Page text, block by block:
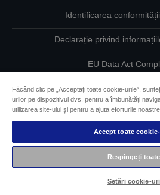
Identificarea
Declarație privind
EU Data Act
Contactaţi-ne în legătură cu
Informaţii despre
Angajamentul Epson pe linie
Făcând clic pe „Acceptați toate cookie-urile”,
urilor pe dispozitivul dvs. pentru a îmbunătăți
utilizarea site-ului și pentru a ajuta eforturile
Accept toate
Respingeți toate
Setări cookie-uri